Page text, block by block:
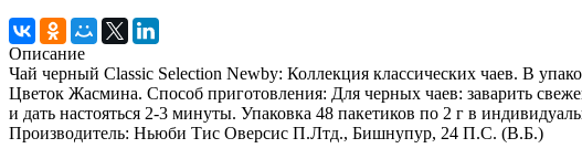
Описание
Чай черный Classic Selection Newby: Коллекция классических чаев. В
Цветок Жасмина. Способ приготовления: Для черных чаев: заварить
и дать настояться 2-3 минуты. Упаковка 48 пакетиков по 2 г в
Производитель: Ньюби Тис Оверсис П.Лтд., Бишнупур, 24 П.С. (В.Б.)